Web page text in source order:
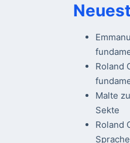
Roland
Malte zu
Sekte
Roland